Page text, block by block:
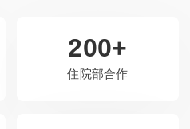
200+
住院部合作